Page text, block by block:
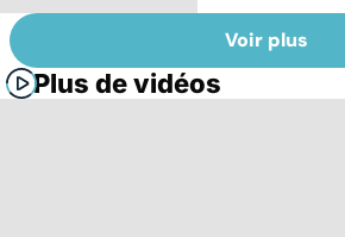
Voir plus
Plus de vidéos